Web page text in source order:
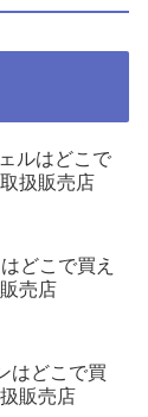
ルはどこで
扱販売店
どこで買え
売店
はどこで買
販売店